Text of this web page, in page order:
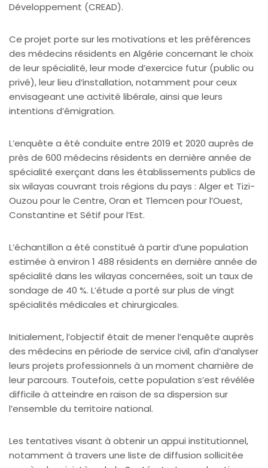
Développement (CREAD).
Ce projet porte sur les motivations et les préférences
des médecins résidents en Algérie concernant le choix
de leur spécialité, leur mode d’exercice futur (public ou
privé), leur lieu d’installation, notamment pour ceux
envisageant une activité libérale, ainsi que leurs
intentions d’émigration.
L’enquête a été conduite entre 2019 et 2020 auprès de
près de 600 médecins résidents en dernière année de
spécialité exerçant dans les établissements publics de
six wilayas couvrant trois régions du pays : Alger et Tizi-
Ouzou pour le Centre, Oran et Tlemcen pour l’Ouest,
Constantine et Sétif pour l’Est.
L’échantillon a été constitué à partir d’une population
estimée à environ 1 488 résidents en dernière année de
spécialité dans les wilayas concernées, soit un taux de
sondage de 40 %. L’étude a porté sur plus de vingt
spécialités médicales et chirurgicales.
Initialement, l’objectif était de mener l’enquête auprès
des médecins en période de service civil, afin d’analyser
leurs projets professionnels à un moment charnière de
leur parcours. Toutefois, cette population s’est révélée
difficile à atteindre en raison de sa dispersion sur
l’ensemble du territoire national.
Les tentatives visant à obtenir un appui institutionnel,
notamment à travers une liste de diffusion sollicitée